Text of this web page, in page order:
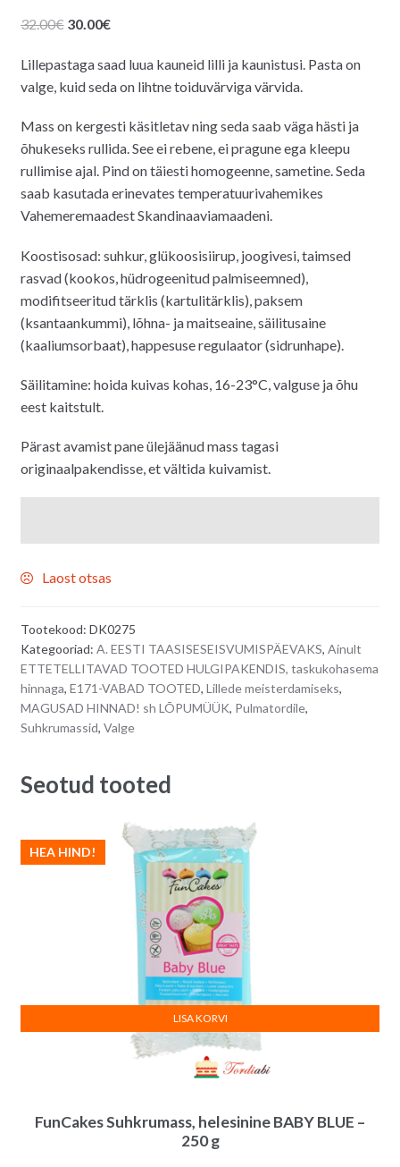
32.00€ Algne
oli:
32.00€.
30.00€Praegune
on:
30.00€.
Lillepastaga saad luua kauneid lilli ja kaunistusi. Pasta on
valge, kuid seda on lihtne toiduvärviga värvida.
Mass on kergesti käsitletav ning seda saab väga hästi ja
õhukeseks rullida. See ei rebene, ei pragune ega kleepu
rullimise ajal. Pind on täiesti homogeenne, sametine. Seda
saab kasutada erinevates temperatuurivahemikes
Vahemeremaadest Skandinaaviamaadeni.
Koostisosad: suhkur, glükoosisiirup, joogivesi, taimsed
rasvad (kookos, hüdrogeenitud palmiseemned),
modifitseeritud tärklis (kartulitärklis), paksem
(ksantaankummi), lõhna- ja maitseaine, säilitusaine
(kaaliumsorbaat), happesuse regulaator (sidrunhape).
Säilitamine: hoida kuivas kohas, 16-23°C, valguse ja õhu
eest kaitstult.
Pärast avamist pane ülejäänud mass tagasi
originaalpakendisse, et vältida kuivamist.
Laost otsas
Tootekood: DK0275
Kategooriad: A. EESTI TAASISESEISVUMISPÄEVAKS, Ainult
ETTETELLITAVAD TOOTED HULGIPAKENDIS, taskukohasema
hinnaga, E171-VABAD TOOTED, Lillede meisterdamiseks,
MAGUSAD HINNAD! sh LÕPUMÜÜK, Pulmatordile,
Suhkrumassid, Valge
Seotud tooted
FunCakes Suhkrumass, helesinine BABY BLUE –
250 g
HEA HIND!
LISA KORVI